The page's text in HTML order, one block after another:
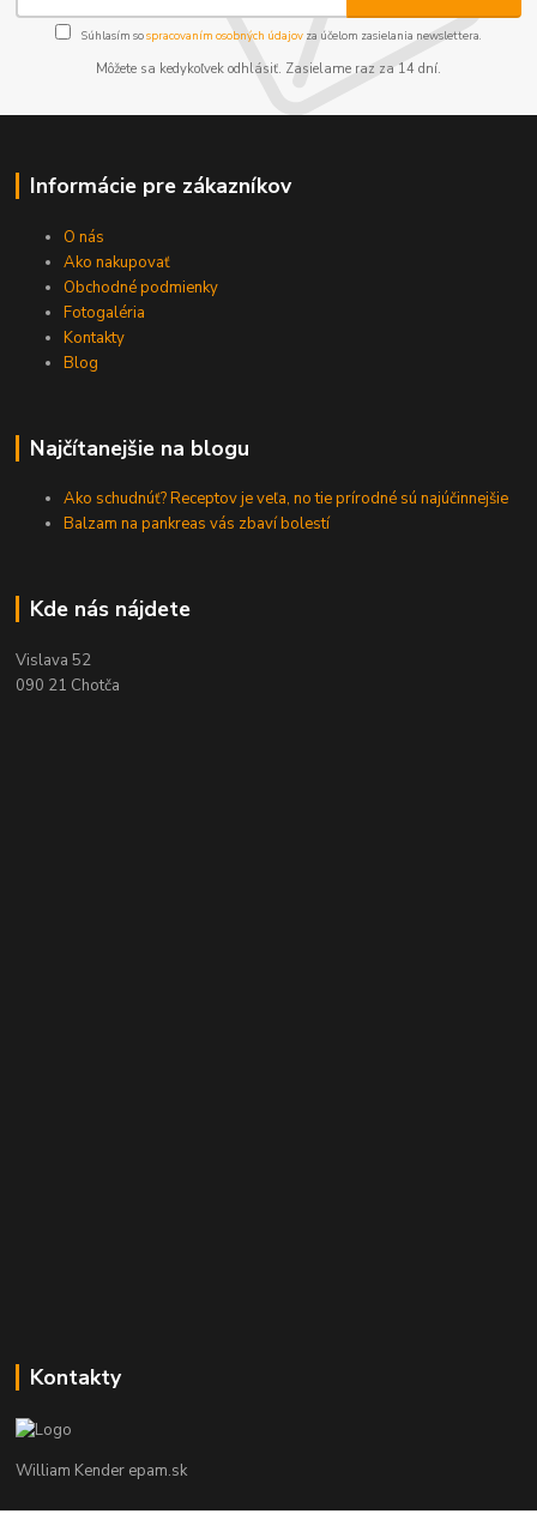
Súhlasím sospracovaním osobných údajov za účelom zasielania newslettera.
Môžete sa kedykoľvek odhlásiť. Zasielame raz za 14 dní.
Informácie pre zákazníkov
O nás
Ako nakupovať
Obchodné podmienky
Fotogaléria
Kontakty
Blog
Najčítanejšie na blogu
Ako schudnúť? Receptov je veľa, no tie prírodné sú najúčinnejšie
Balzam na pankreas vás zbaví bolestí
Kde nás nájdete
Vislava 52
090 21 Chotča
Kontakty
William Kender epam.sk